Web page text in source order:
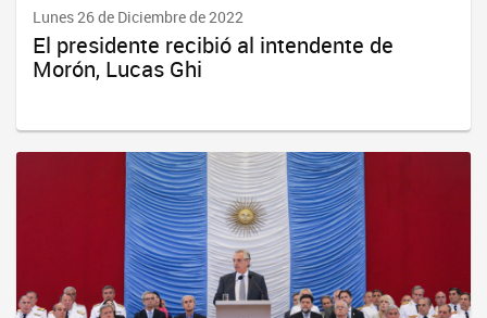
Lunes 26 de Diciembre de 2022
El presidente recibió al intendente de
Morón, Lucas Ghi